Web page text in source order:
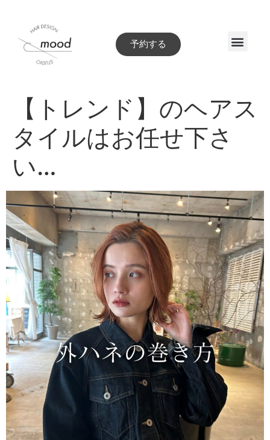
予約する
【トレンド】のヘアス
タイルはお任せ下さ
い…